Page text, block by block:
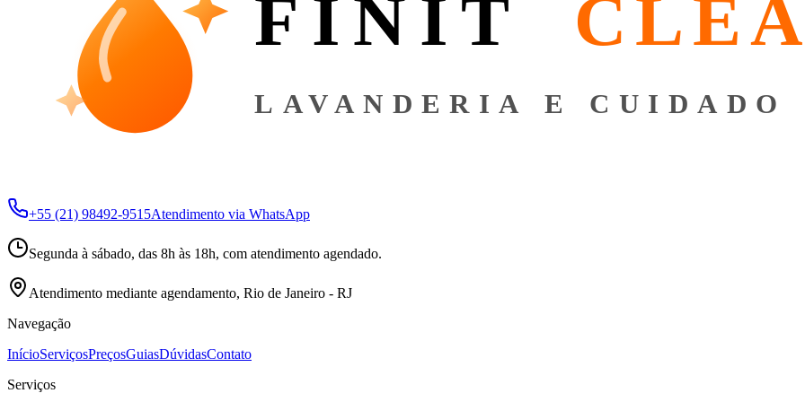
FINIT
LAVANDERIA E CUIDADO
+55 (21) 98492-9515Atendimento via WhatsApp
Segunda à sábado, das 8h às 18h, com atendimento agendado.
Atendimento mediante agendamento, Rio de Janeiro - RJ
Navegação
InícioServiçosPreçosGuiasDúvidasContato
Serviços